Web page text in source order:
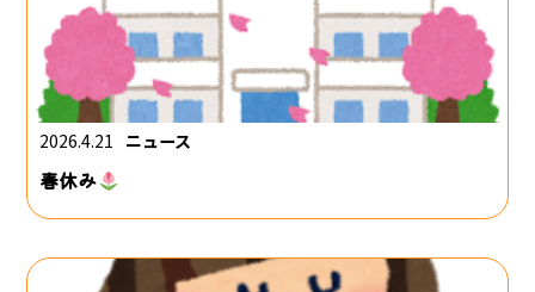
2026.4.21 ニュース
春休み